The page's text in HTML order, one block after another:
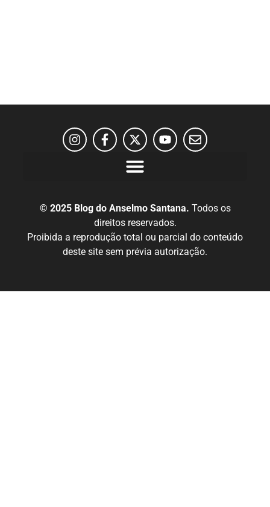
© 2025 Blog do Anselmo Santana. Todos os
direitos reservados.
Proibida a reprodução total ou parcial do conteúdo
deste site sem prévia autorização.